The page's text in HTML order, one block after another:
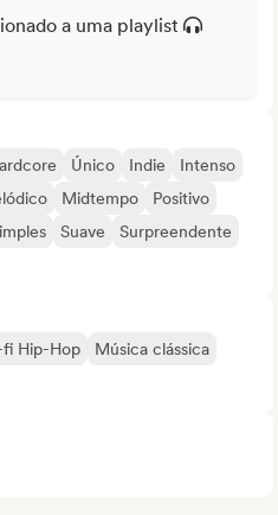
a uma playlist
Único Indie
Intenso
Midtempo
Positivo
Suave
Surpreendente
Hip-Hop
Música clássica